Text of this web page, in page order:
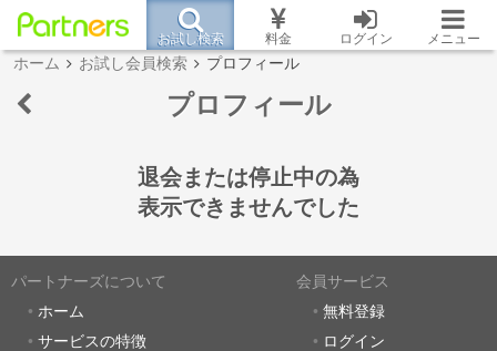
お試し検索 料金 ログイン メニュー
ホーム お試し会員検索 プロフィール
プロフィール
退会または停止中の為
表示できませんでした
パートナーズについて
ホーム
サービスの特徴
会員サービス
無料登録
ログイン